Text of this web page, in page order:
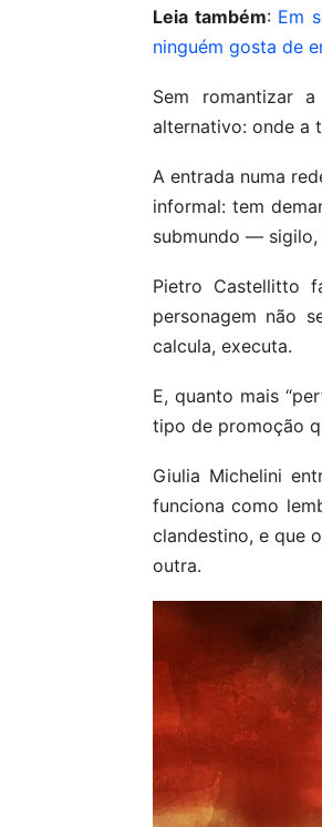
Leia também: Em
ninguém gosta de
Sem romantizar
alternativo: onde a
A entrada numa
informal: tem
submundo — sigilo,
Pietro Castellitto
personagem não
calcula, executa.
E, quanto mais
tipo de promoção
Giulia Michelini
funciona como
clandestino, e que
outra.